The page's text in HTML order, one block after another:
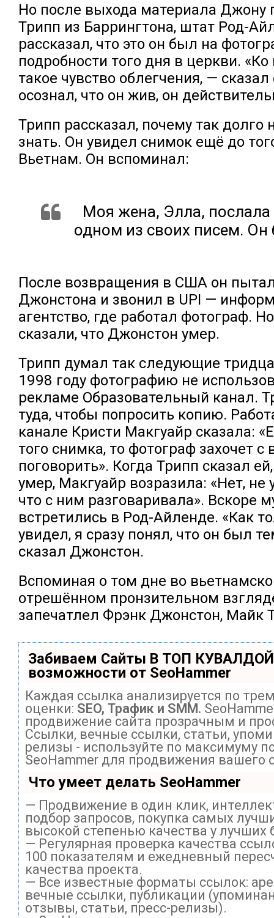
Но после выхода материала Джону
Трипп из Баррингтона, штат Род-
рассказал, что это он был на
подробности того дня в церкви.
такое чувство облегчения, —
осознал, что он жив, он
Трипп рассказал, почему так долго
знать. Он увидел снимок ещё до
Вьетнам. Он вспоминал:
Моя жена, Элла, послала
одном из своих писем. Он
После возвращения в США он
Джонстона и звонил в UPI —
агентство, где работал фотограф.
сказали, что Джонстон умер.
Трипп думал так следующие
1998 году фотографию не
рекламе Образовательный канал.
туда, чтобы попросить копию.
канале Кристи Макгуайр сказала:
того снимка, то фотограф захочет с
поговорить». Когда Трипп сказал
умер, Макгуайр возразила: «Нет, не
что с ним разговаривала». Вскоре
встретились в Род-Айленде. «Как
увидел, я сразу понял, что он был
сказал Джонстон.
Вспоминая о том дне во
отрешённом пронзительном
запечатлел Фрэнк Джонстон, Майк
Забиваем Сайты В ТОП
возможности от SeoHammer
Каждая ссылка анализируется по
оценки: SEO, Трафик и SMM.
продвижение сайта прозрачным и
Ссылки, вечные ссылки, статьи,
релизы - используйте по максимуму
SeoHammer для продвижения вашего
Что умеет делать SeoHammer
— Продвижение в один клик,
подбор запросов, покупка самых
высокой степенью качества у лучших
— Регулярная проверка качества
100 показателям и ежедневный
качества проекта.
— Все известные форматы ссылок:
вечные ссылки, публикации
отзывы, статьи, пресс-релизы).